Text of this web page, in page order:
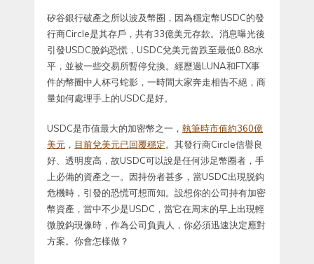
矽谷銀行破產之所以波及幣圈，因為穩定幣USDC的發
行商Circle是其存戶，共有33億美元存款。消息曝光後
引發USDC脫鈎恐慌，USDC兌美元曾跌至最低0.88水
平，並被一些交易所暫停兌換。經歷過LUNA和FTX事
件的幣圈中人杯弓蛇影，一時間大家奔走相告不絕，商
量如何處理手上的USDC是好。
USDC是市值最大的加密幣之一， 執筆時市值約360億
美元 ， 目前兌美元已回覆穩定。其發行商Circle信譽良
好、透明度高，故USDC可以說是任何涉足幣圈者，手
上必備的資產之一。因持份者甚多，當USDC出現脱鈎
危機時，引發的恐慌可想而知。設想你的公司持有加密
幣資產，當中不少是USDC，當它在周末的早上出現輕
微脫鈎現像時，作為公司負責人，你必須迅速決定應對
方案。你會怎樣做？